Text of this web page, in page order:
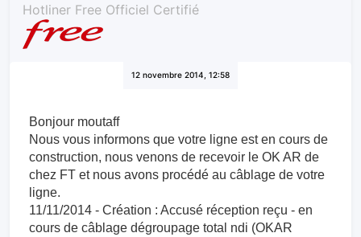
Hotliner Free Officiel Certifié
12 novembre 2014, 12:58
Bonjour moutaff
Nous vous informons que votre ligne est en cours de
construction, nous venons de recevoir le OK AR de
chez FT et nous avons procédé au câblage de votre
ligne.
11/11/2014 - Création : Accusé réception reçu - en
cours de câblage dégroupage total ndi (OKAR